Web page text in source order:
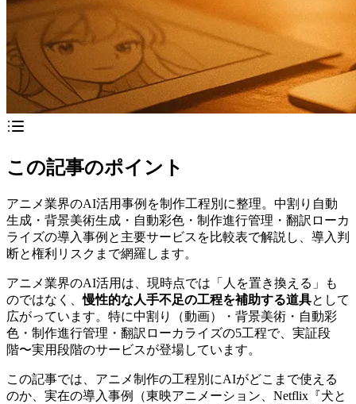
この記事のポイント
アニメ業界のAI活用事例を制作工程別に整理。中割り自動
生成・背景美術生成・自動彩色・制作進行管理・翻訳ローカ
ライズの導入事例と主要サービスを比較表で解説し、導入判
断と権利リスクまで網羅します。
アニメ業界のAI活用は、現時点では「人を置き換える」も
のではなく、慢性的な人手不足の工程を補助する道具として
広がっています。特に中割り（動画）・背景美術・自動彩
色・制作進行管理・翻訳ローカライズの5工程で、実証段
階〜実用段階のサービスが登場しています。
この記事では、アニメ制作の工程別にAIがどこまで使える
のか、実在の導入事例（東映アニメーション、Netflix『犬と